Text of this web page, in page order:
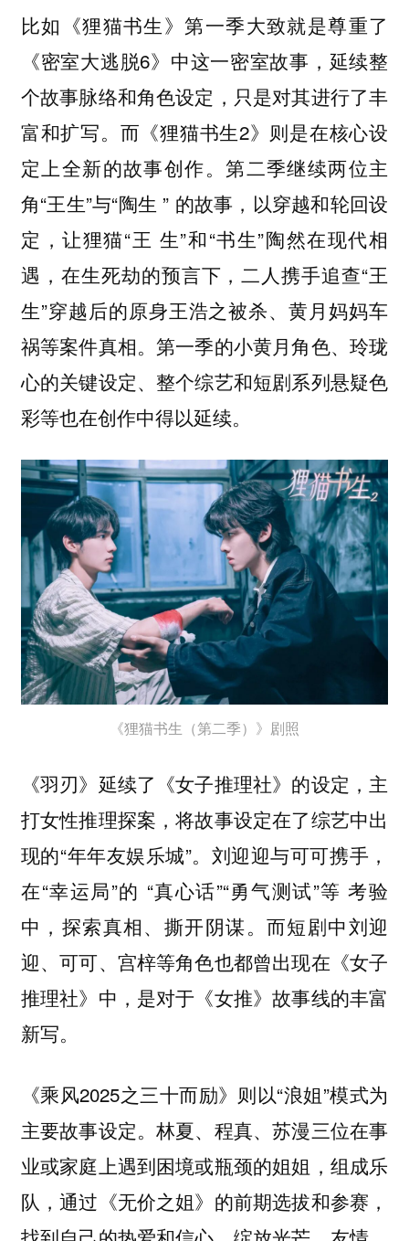
比如《狸猫书生》第一季大致就是尊重了
《密室大逃脱6》中这一密室故事，延续整
个故事脉络和角色设定，只是对其进行了丰
富和扩写。而《狸猫书生2》则是在核心设
定上全新的故事创作。第二季继续两位主
角“王生”与“陶生 ” 的故事，以穿越和轮回设
定，让狸猫“王 生”和“书生”陶然在现代相
遇，在生死劫的预言下，二人携手追查“王
生”穿越后的原身王浩之被杀、黄月妈妈车
祸等案件真相。第一季的小黄月角色、玲珑
心的关键设定、整个综艺和短剧系列悬疑色
彩等也在创作中得以延续。
《狸猫书生（第二季）》剧照
《羽刃》延续了《女子推理社》的设定，主
打女性推理探案，将故事设定在了综艺中出
现的“年年友娱乐城”。刘迎迎与可可携手，
在“幸运局”的 “真心话”“勇气测试”等 考验
中，探索真相、撕开阴谋。而短剧中刘迎
迎、可可、宫梓等角色也都曾出现在《女子
推理社》中，是对于《女推》故事线的丰富
新写。
《乘风2025之三十而励》则以“浪姐”模式为
主要故事设定。林夏、程真、苏漫三位在事
业或家庭上遇到困境或瓶颈的姐姐，组成乐
队，通过《无价之姐》的前期选拔和参赛，